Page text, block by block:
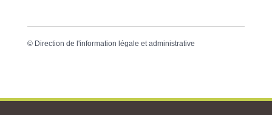
© Direction de l'information légale et administrative